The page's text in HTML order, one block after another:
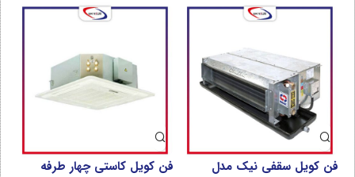
فن کویل سقفی نیک مدل
فن کویل کاستی چهار طرفه